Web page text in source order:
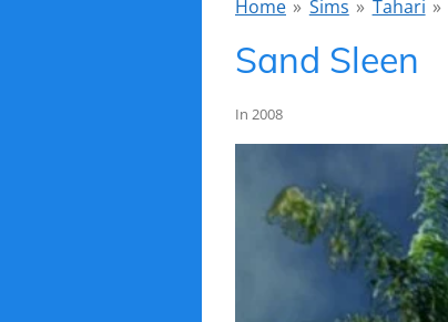
Home » Sims » Tahari »
Sand Sleen
In 2008